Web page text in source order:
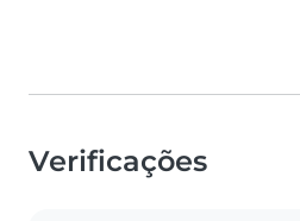
Verificações